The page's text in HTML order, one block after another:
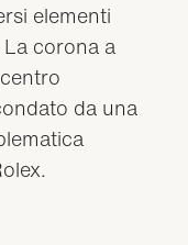
elementi
corona a
da una